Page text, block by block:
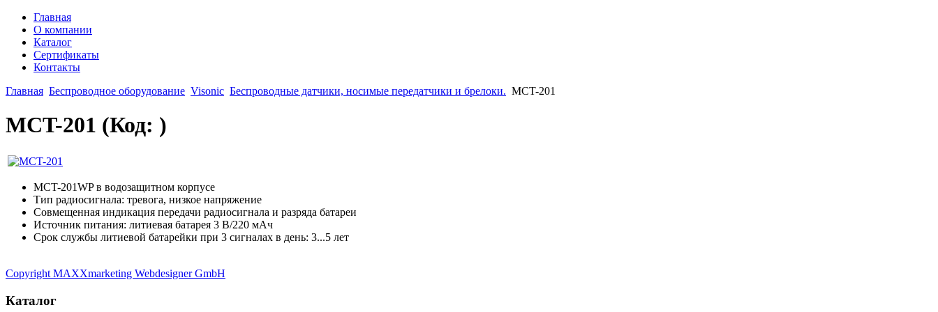
Главная
О компании
Каталог
Сертификаты
Контакты
Главная Беспроводное оборудование Visonic Беспроводные датчики, носимые передатчики и брелоки. MCT-201
MCT-201 (Код: )
MCT-201WP в водозащитном корпусе
Тип радиосигнала: тревога, низкое напряжение
Совмещенная индикация передачи радиосигнала и разряда батареи
Источник питания: литиевая батарея 3 В/220 мАч
Срок службы литиевой батарейки при 3 сигналах в день: 3...5 лет
Copyright MAXXmarketing Webdesigner GmbH
Каталог